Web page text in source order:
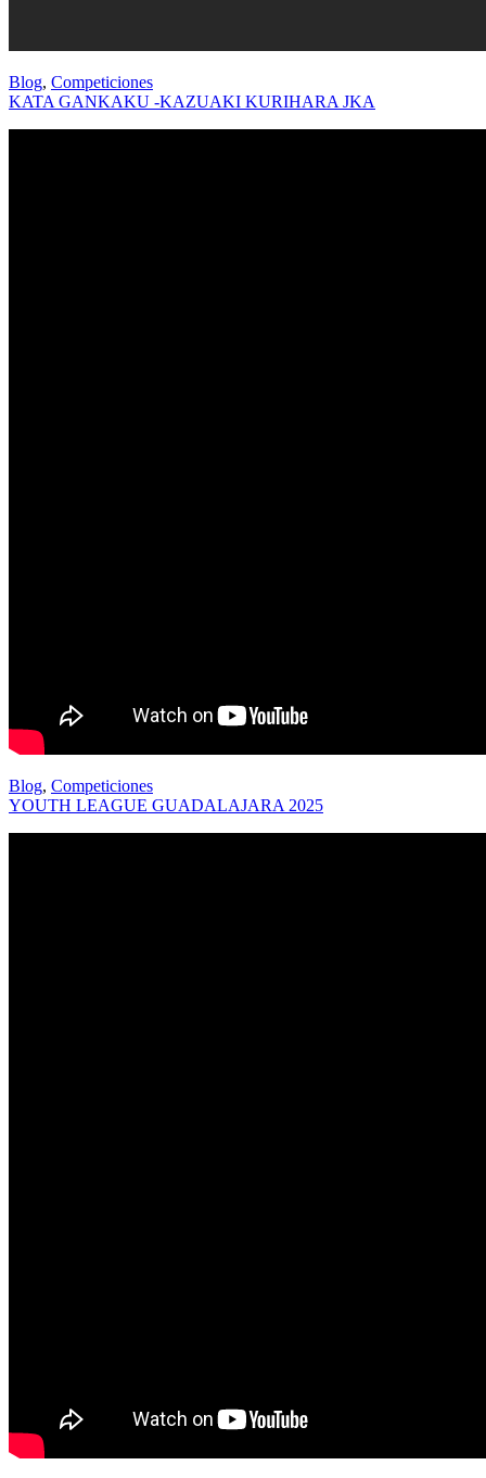
Blog, Competiciones
KATA GANKAKU -KAZUAKI KURIHARA JKA
Blog, Competiciones
YOUTH LEAGUE GUADALAJARA 2025